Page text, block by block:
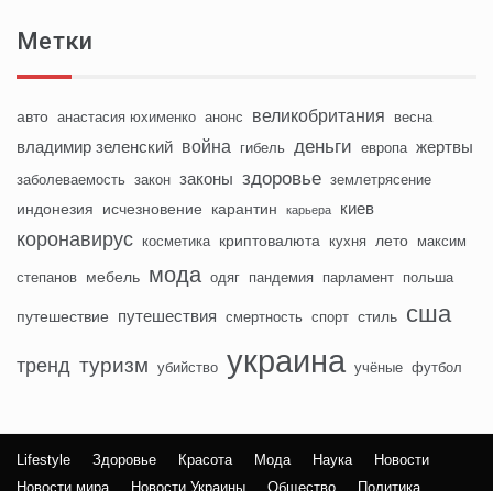
Метки
авто анастасия юхименко анонс великобритания весна
владимир зеленский война гибель деньги европа жертвы
заболеваемость закон законы здоровье землетрясение
индонезия исчезновение карантин карьера киев
коронавирус косметика криптовалюта кухня лето максим
степанов мебель мода одяг пандемия парламент польша
путешествие путешествия смертность спорт стиль сша
тренд туризм убийство украина учёные футбол
Lifestyle Здоровье Красота Мода Наука
Новости
Новости мира
Новости Украины Общество Политика